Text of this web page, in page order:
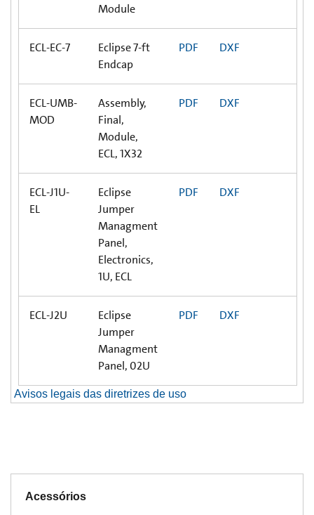
Module
ECL-EC-7
Eclipse 7-ft
Endcap
PDF DXF
ECL-UMB-
MOD
Assembly,
Final,
Module,
ECL, 1X32
PDF DXF
ECL-J1U-
EL
Eclipse
Jumper
Managment
Panel,
Electronics,
1U, ECL
PDF DXF
ECL-J2U
Eclipse
Jumper
Managment
Panel, 02U
PDF DXF
Avisos legais das diretrizes de uso
Acessórios